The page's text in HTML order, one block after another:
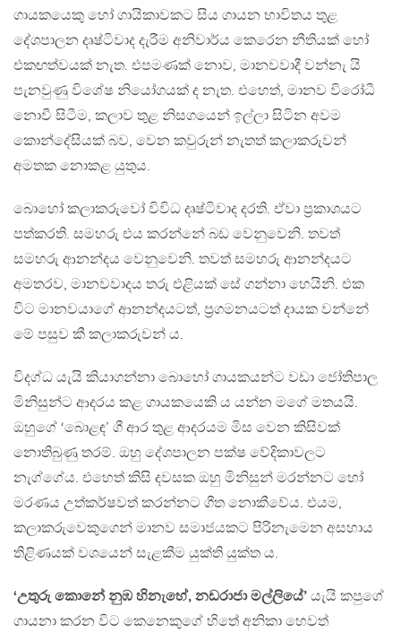
ගායකයෙකු හෝ ගායිකාවකට සිය ගායන භාවිතය තුළ
දේශපාලන දෘෂ්ටිවාද දැරීම අනිවාර්ය කෙරෙන නීතියක් හෝ
එකඟත්වයක් නැත. එපමණක් නොව, මානවවාදී වන්නැ යි
පැනවුණු විශේෂ නියෝගයක් ද නැත. එහෙත්, මානව විරෝධී
නොවී සිටීම, කලාව තුළ නිසගයෙන් ඉල්ලා සිටින අවම
කොන්දේසියක් බව, වෙන කවුරුන් නැතත් කලාකරුවන්
අමතක නොකළ යුතුය.
බොහෝ කලාකරුවෝ විවිධ දෘෂ්ටිවාද දරති. ඒවා ප‍්‍රකාශයට
පත්කරති. සමහරු එය කරන්නේ බඩ වෙනුවෙනි. තවත්
සමහරු ආනන්දය වෙනුවෙනි. තවත් සමහරු ආනන්දයට
අමතරව, මානවවාදය තරු එළියක් සේ ගන්නා හෙයිනි. එක
විට මානවයාගේ ආනන්දයටත්, ප‍්‍රගමනයටත් දායක වන්නේ
මේ පසුව කී කලාකරුවන් ය.
විදග්ධ යැයි කියාගන්නා බොහෝ ගායකයන්ට වඩා ජෝතිපාල
මිනිසුන්ට ආදරය කළ ගායකයෙකි ය යන්න මගේ මතයයි.
ඔහුගේ ‘බොළඳ’ ගී ආර තුළ ආදරයම මිස වෙන කිසිවක්
නොතිබුණු තරම්. ඔහු දේශපාලන පක්ෂ වේදිකාවලට
නැග්ගේය. එහෙත් කිසි දවසක ඔහු මිනිසුන් මරන්නට හෝ
මරණය උත්කර්ෂවත් කරන්නට ගීත නොකීවේය. එයම,
කලාකරුවෙකුගෙන් මානව සමාජයකට පිරිනැමෙන අසහාය
තිළිණයක් වශයෙන් සැළකීම යුක්ති යුක්ත ය.
‘උතුරු කොනේ නුඹ හිනැහේ, නඩරාජා මල්ලියේ’ යැයි කපුගේ
ගායනා කරන විට කෙනෙකුගේ හිතේ අනිකා හෙවත්